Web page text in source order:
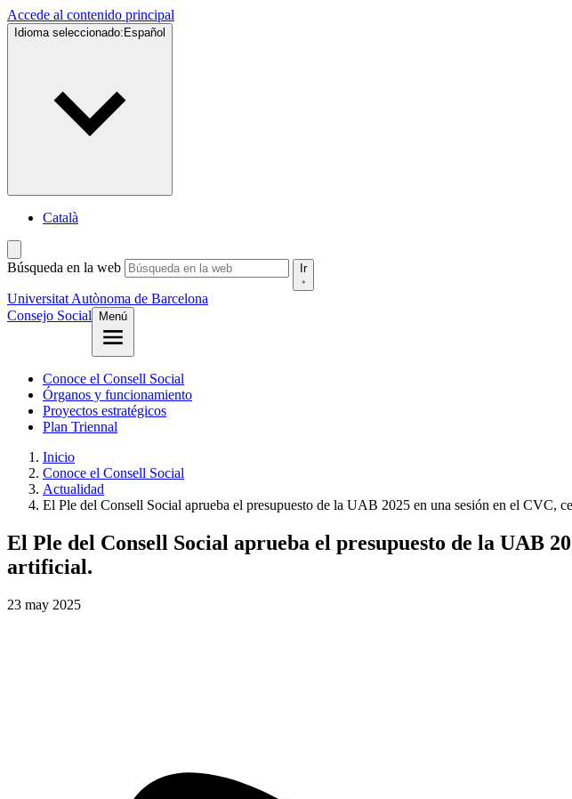
Accede al contenido principal
Idioma seleccionado: Español
Català
Búsqueda en la web Ir
Universitat Autònoma de Barcelona
Consejo Social
Menú
Conoce el Consell Social
Órganos y funcionamiento
Proyectos estratégicos
Plan Triennal
Inicio
Conoce el Consell Social
Actualidad
El Ple del Consell Social aprueba el presupuesto de la UAB 2025 en una sesión en el CVC,
El Ple del Consell Social aprueba el presupuesto de la UAB
artificial.
23 may 2025